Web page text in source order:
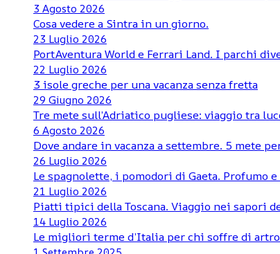
3 Agosto 2026
Cosa vedere a Sintra in un giorno.
23 Luglio 2026
PortAventura World e Ferrari Land. I parchi
22 Luglio 2026
3 isole greche per una vacanza senza fretta
29 Giugno 2026
Tre mete sull’Adriatico pugliese: viaggio tra
6 Agosto 2026
Dove andare in vacanza a settembre. 5 mete
26 Luglio 2026
Le spagnolette, i pomodori di Gaeta. Profumo e
21 Luglio 2026
Piatti tipici della Toscana. Viaggio nei sapori
14 Luglio 2026
Le migliori terme d’Italia per chi soffre di